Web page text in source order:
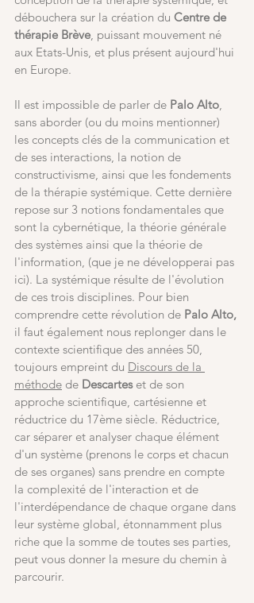
débouchera sur la création du Centre de
thérapie Brève, puissant mouvement né
aux Etats-Unis, et plus présent aujourd'hui
en Europe.
Il est impossible de parler de Palo Alto,
sans aborder (ou du moins mentionner)
les concepts clés de la communication et
de ses interactions, la notion de
constructivisme, ainsi que les fondements
de la thérapie systémique. Cette dernière
repose sur 3 notions fondamentales que
sont la cybernétique, la théorie générale
des systèmes ainsi que la théorie de
l'information, (que je ne développerai pas
ici). La systémique résulte de l'évolution
de ces trois disciplines. Pour bien
comprendre cette révolution de Palo Alto,
il faut également nous replonger dans le
contexte scientifique des années 50,
toujours empreint du Discours de la
méthode de Descartes et de son
approche scientifique, cartésienne et
réductrice du 17ème siècle. Réductrice,
car séparer et analyser chaque élément
d'un système (prenons le corps et chacun
de ses organes) sans prendre en compte
la complexité de l'interaction et de
l'interdépendance de chaque organe dans
leur système global, étonnamment plus
riche que la somme de toutes ses parties,
peut vous donner la mesure du chemin à
parcourir.